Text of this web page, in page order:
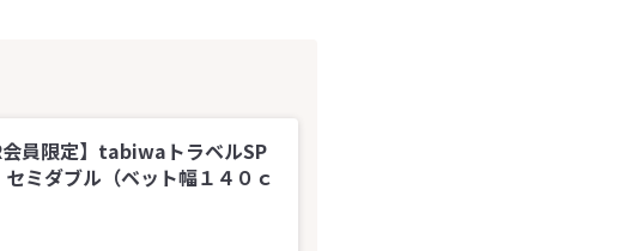
員限定】tabiwaトラベルSP
ダブル（ベット幅１４０ｃ